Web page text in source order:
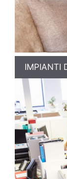
IMPIANTI